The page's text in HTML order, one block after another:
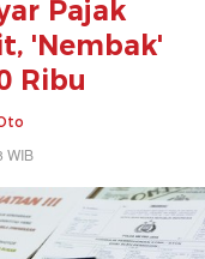
Pajak
'Nembak'
Ribu
WIB